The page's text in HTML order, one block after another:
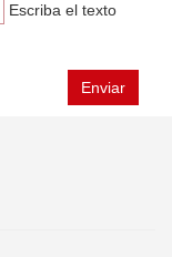
Escriba el texto
Enviar